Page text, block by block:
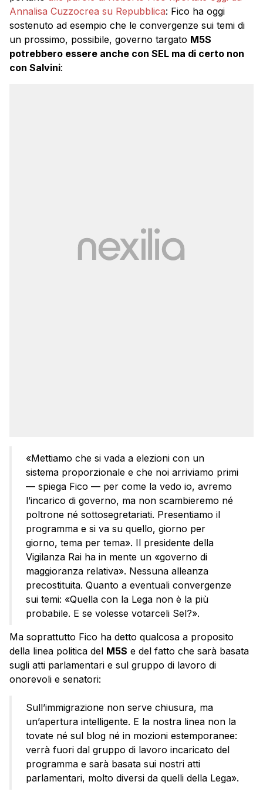
Annalisa Cuzzocrea su Repubblica: Fico ha oggi
sostenuto ad esempio che le convergenze sui temi di
un prossimo, possibile, governo targato M5S
potrebbero essere anche con SEL ma di certo non
con Salvini:
«Mettiamo che si vada a elezioni con un
sistema proporzionale e che noi arriviamo primi
— spiega Fico — per come la vedo io, avremo
l’incarico di governo, ma non scambieremo né
poltrone né sottosegretariati. Presentiamo il
programma e si va su quello, giorno per
giorno, tema per tema». Il presidente della
Vigilanza Rai ha in mente un «governo di
maggioranza relativa». Nessuna alleanza
precostituita. Quanto a eventuali convergenze
sui temi: «Quella con la Lega non è la più
probabile. E se volesse votarceli Sel?».
Ma soprattutto Fico ha detto qualcosa a proposito
della linea politica del M5S e del fatto che sarà basata
sugli atti parlamentari e sul gruppo di lavoro di
onorevoli e senatori:
Sull’immigrazione non serve chiusura, ma
un’apertura intelligente. E la nostra linea non la
tovate né sul blog né in mozioni estemporanee:
verrà fuori dal gruppo di lavoro incaricato del
programma e sarà basata sui nostri atti
parlamentari, molto diversi da quelli della Lega».